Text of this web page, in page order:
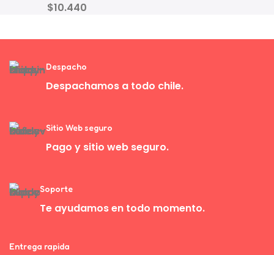
$10.440
Despacho
Despachamos a todo chile.
Sitio Web seguro
Pago y sitio web seguro.
Soporte
Te ayudamos en todo momento.
Entrega rapida